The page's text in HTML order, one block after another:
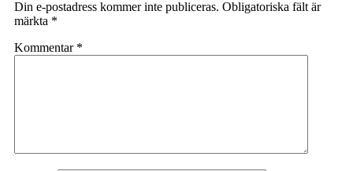
Din e-postadress kommer inte publiceras. Obligatoriska fält är
märkta *
Kommentar *